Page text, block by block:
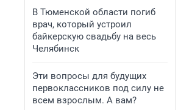
В Тюменской области погиб
врач, который устроил
байкерскую свадьбу на весь
Челябинск
Эти вопросы для будущих
первоклассников под силу не
всем взрослым. А вам?